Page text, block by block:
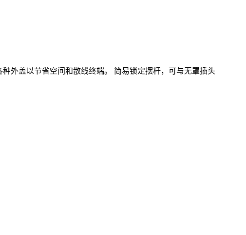
外盖以节省空间和散线终端。 简易锁定摆杆，可与无罩插头